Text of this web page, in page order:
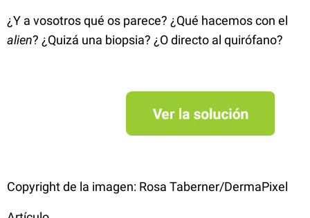
¿Y a vosotros qué os parece? ¿Qué hacemos con el
alien? ¿Quizá una biopsia? ¿O directo al quirófano?
Copyright de la imagen: Rosa Taberner/DermaPixel